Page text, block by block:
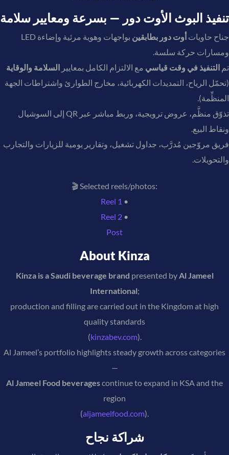
تنفيذ البوث الأوت دور — بسرعة ومعايير سلامة
جناح حاوياتأوت دور بطابقين
بواجهات وهوية مرئية وإضاءة LED
ومسارات حركة سلسة.
تم التنفيذ في وقت قياسي مع الالتزام الكامل بمعايير السلامة والوقاية
(تحمّل الرياح، التمديدات الكهربائية، مخارج الطوارئ واشتراطات الجهة
المنظِّمة).
تذوّق منظَّم، عروض ترويجية، وربط مباشر عبر QR إلى السوشيال
ونقاط البيع.
فريق مروّجين مُدرَّب، جداول تشغيل، وتقارير يومية للزيارات والتجارب
والتحويلات.
🎬 Selected reels/photos:
Reel 1 •
Reel 2 •
Post
About Kinza
Kinza is a Saudi beverage brand presented by Al Jameel
International;
production and filling are carried out in the Kingdom at high
quality standards
(kinzabev.com).
Al Jameel’s portfolio highlights steady growth across categories
—
Al Jameel Food beveragescontinue to expand in KSA and the
region
(aljameelfood.com).
شراكة نجاح